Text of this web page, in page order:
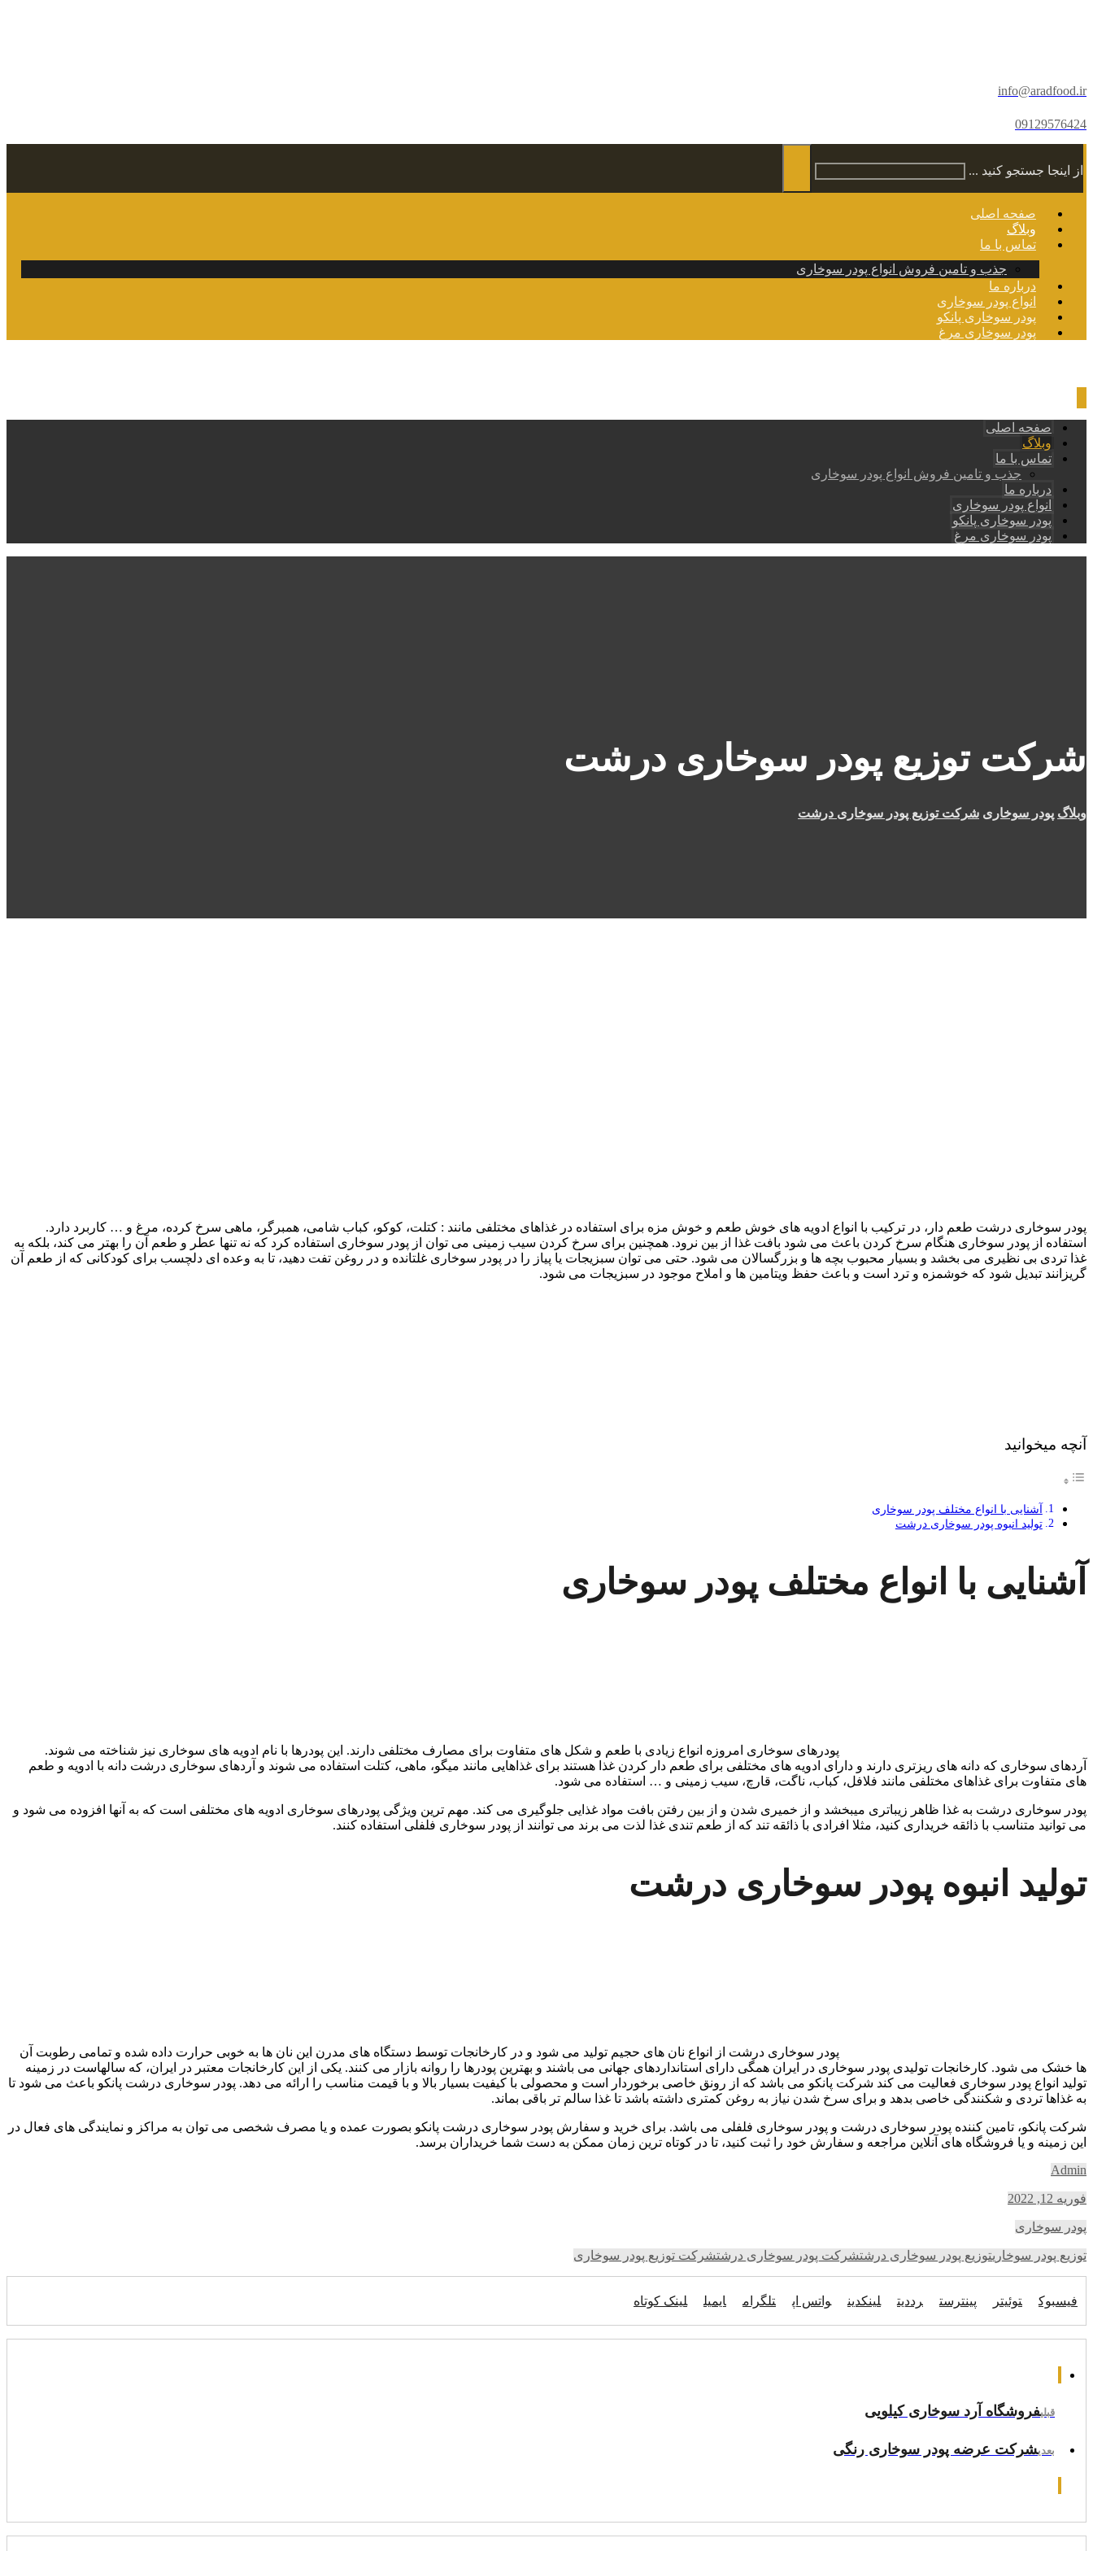
info@aradfood.ir
09129576424
از اینجا جستجو کنید ...
صفحه اصلی
وبلاگ
تماس با ما
جذب و تامین فروش انواع پودر سوخاری
درباره ما
انواع پودر سوخاری
پودر سوخاری پانکو
پودر سوخاری مرغ
صفحه اصلی
وبلاگ
تماس با ما
جذب و تامین فروش انواع پودر سوخاری
درباره ما
انواع پودر سوخاری
پودر سوخاری پانکو
پودر سوخاری مرغ
شرکت توزیع پودر سوخاری درشت
وبلاگ پودر سوخاری شرکت توزیع پودر سوخاری درشت
پودر سوخاری درشت طعم دار، در ترکیب با انواع ادویه های خوش طعم و خوش مزه برای استفاده در غذاهای مختلفی مانند : کتلت، کوکو، کباب شامی، همبرگر، ماهی سرخ کرده، مرغ و … کاربرد دارد.
استفاده از پودر سوخاری هنگام سرخ کردن باعث می شود بافت غذا از بین نرود. همچنین برای سرخ کردن سیب زمینی می توان از پودر سوخاری استفاده کرد که نه تنها عطر و طعم آن را بهتر می کند، بلکه به
غذا تردی بی نظیری می بخشد و بسیار محبوب بچه ها و بزرگسالان می شود. حتی می توان سبزیجات یا پیاز را در پودر سوخاری غلتانده و در روغن تفت دهید، تا به وعده ای دلچسب برای کودکانی که از طعم آن
گریزانند تبدیل شود که خوشمزه و ترد است و باعث حفظ ویتامین ها و املاح موجود در سبزیجات می شود.
آنچه میخوانید
آشنایی با انواع مختلف پودر سوخاری
تولید انبوه پودر سوخاری درشت
آشنایی با انواع مختلف پودر سوخاری
پودرهای سوخاری امروزه انواع زیادی با طعم و شکل های متفاوت برای مصارف مختلفی دارند. این پودرها با نام ادویه های سوخاری نیز شناخته می شوند.
آردهای سوخاری که دانه های ریزتری دارند و دارای ادویه های مختلفی برای طعم دار کردن غذا هستند برای غذاهایی مانند میگو، ماهی، کتلت استفاده می شوند و آردهای سوخاری درشت دانه با ادویه و طعم
های متفاوت برای غذاهای مختلفی مانند فلافل، کباب، ناگت، قارچ، سیب زمینی و … استفاده می شود.
پودر سوخاری درشت به غذا ظاهر زیباتری میبخشد و از خمیری شدن و از بین رفتن بافت مواد غذایی جلوگیری می کند. مهم ترین ویژگی پودرهای سوخاری ادویه های مختلفی است که به آنها افزوده می شود و
می توانید متناسب با ذائقه خریداری کنید، مثلا افرادی با ذائقه تند که از طعم تندی غذا لذت می برند می توانند از پودر سوخاری فلفلی استفاده کنند.
تولید انبوه پودر سوخاری درشت
پودر سوخاری درشت از انواع نان های حجیم تولید می شود و در کارخانجات توسط دستگاه های مدرن این نان ها به خوبی حرارت داده شده و تمامی رطوبت آن
ها خشک می شود. کارخانجات تولیدی پودر سوخاری در ایران همگی دارای استانداردهای جهانی می باشند و بهترین پودرها را روانه بازار می کنند. یکی از این کارخانجات معتبر در ایران، که سالهاست در زمینه
تولید انواع پودر سوخاری فعالیت می کند شرکت پانکو می باشد که از رونق خاصی برخوردار است و محصولی با کیفیت بسیار بالا و با قیمت مناسب را ارائه می دهد. پودر سوخاری درشت پانکو باعث می شود تا
به غذاها تردی و شکنندگی خاصی بدهد و برای سرخ شدن نیاز به روغن کمتری داشته باشد تا غذا سالم تر باقی بماند.
شرکت پانکو، تامین کننده پودر سوخاری درشت و پودر سوخاری فلفلی می باشد. برای خرید و سفارش پودر سوخاری درشت پانکو بصورت عمده و یا مصرف شخصی می توان به مراکز و نمایندگی های فعال در
این زمینه و یا فروشگاه های آنلاین مراجعه و سفارش خود را ثبت کنید، تا در کوتاه ترین زمان ممکن به دست شما خریداران برسد.
Admin
فوریه 12, 2022
پودر سوخاری
توزیع پودر سوخاریتوزیع پودر سوخاری درشتشرکت پودر سوخاری درشتشرکت توزیع پودر سوخاری
فیسبوک توئیتر پینترست رددیت لینکدین واتس اپ تلگرام ایمیل لینک کوتاه
قبلیفروشگاه آرد سوخاری کیلویی
بعدیشرکت عرضه پودر سوخاری رنگی